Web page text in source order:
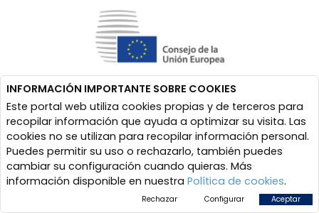
INFORMACIÓN IMPORTANTE SOBRE COOKIES
Este portal web utiliza cookies propias y de terceros para
recopilar información que ayuda a optimizar su visita. Las
cookies no se utilizan para recopilar información personal.
Puedes permitir su uso o rechazarlo, también puedes
cambiar su configuración cuando quieras. Más
información disponible en nuestra Política de cookies.
Rechazar Configurar Aceptar